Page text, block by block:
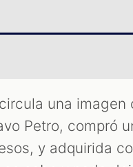
una imagen
Petro, compró
y adquirida